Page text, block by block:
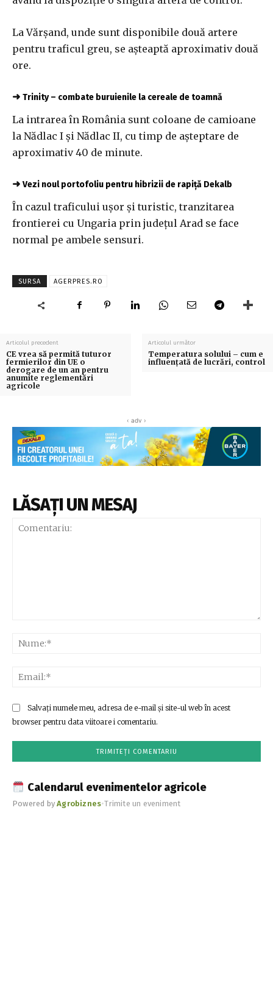
La Vărşand, unde sunt disponibile două artere
pentru traficul greu, se aşteaptă aproximativ două
ore.
➜ Trinity – combate buruienile la cereale de toamnă
La intrarea în România sunt coloane de camioane
la Nădlac I şi Nădlac II, cu timp de aşteptare de
aproximativ 40 de minute.
➜ Vezi noul portofoliu pentru hibrizii de rapiță Dekalb
În cazul traficului uşor şi turistic, tranzitarea
frontierei cu Ungaria prin judeţul Arad se face
normal pe ambele sensuri.
SURSA AGERPRES.RO
Articolul precedent
CE vrea să permită tuturor
fermierilor din UE o
derogare de un an pentru
anumite reglementări
agricole
Articolul următor
Temperatura solului – cum e
influențată de lucrări, control
‹ adv ›
LĂSAȚI UN MESAJ
Salvați numele meu, adresa de e-mail și site-ul web în acest
browser pentru data viitoare i comentariu.
Calendarul evenimentelor agricole
Powered byAgrobiznes•Trimite un eveniment